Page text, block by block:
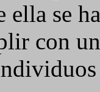
ella se
con